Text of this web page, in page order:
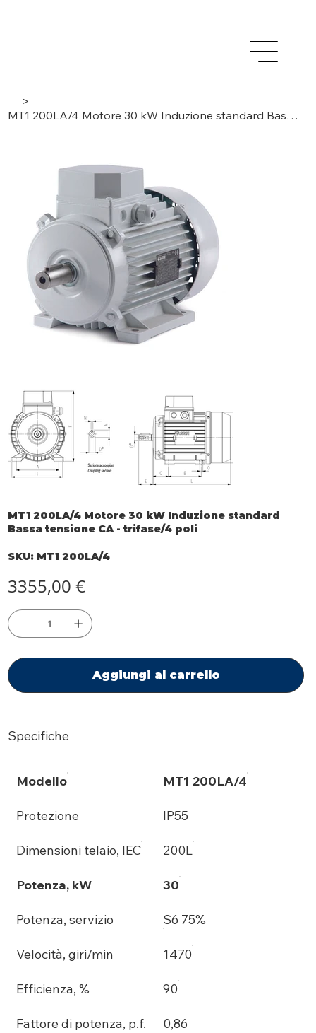
>
MT1 200LA/4 Motore 30 kW Induzione standard Bassa tensione CA - trifase/4 poli
MT1 200LA/4 Motore 30 kW Induzione standard
Bassa tensione CA - trifase/4 poli
SKU: SKU
MT1
MT1 200LA/4
3355,00 €
Aggiungi al carrello
Specifiche
Modello MT1 200LA/4
Protezione IP55
Dimensioni telaio, IEC 200L
Potenza, kW 30
Potenza, servizio S6 75%
Velocità, giri/min 1470
Efficienza, % 90
Fattore di potenza, p.f. 0,86